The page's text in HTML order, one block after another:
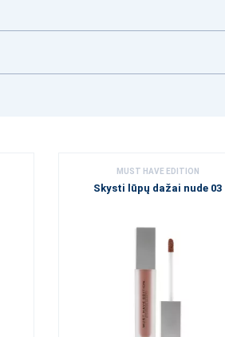
MUST HAVE EDITION
Skysti lūpų dažai nude 03